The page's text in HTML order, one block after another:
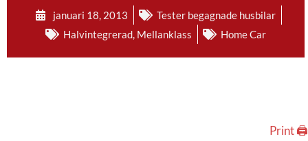
januari 18, 2013
Tester begagnade husbilar
Halvintegrerad, Mellanklass Home Car
Print 🖨